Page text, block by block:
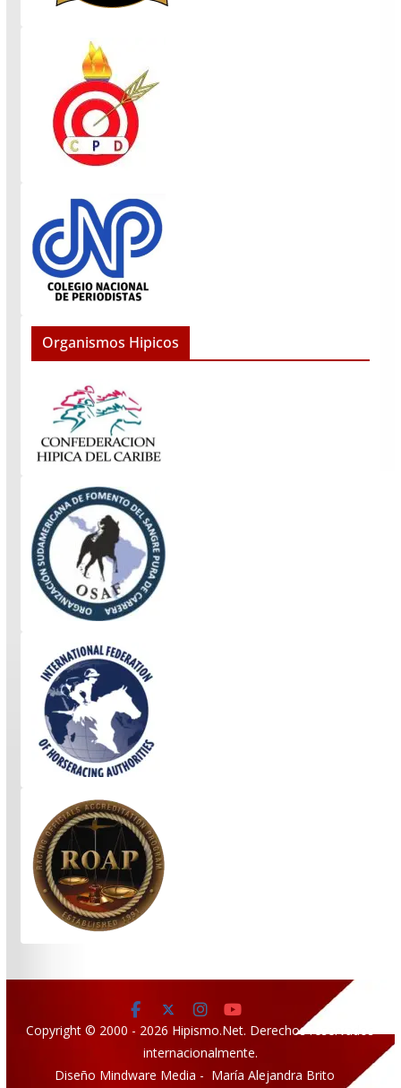
Organismos Hipicos
Copyright © 2000 - 2026 Hipismo.Net. Derechos reservados
internacionalmente.
Diseño Mindware Media - María Alejandra Brito